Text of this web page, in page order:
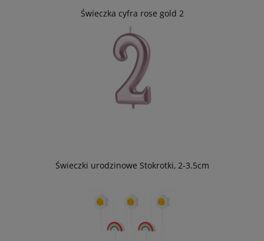
Świeczka cyfra rose gold 2
Świeczki urodzinowe Stokrotki, 2-3.5cm